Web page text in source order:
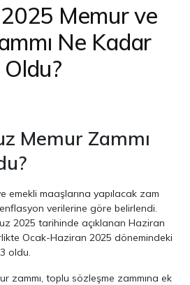
Memur ve
Ne Kadar
Oldu?
Memur Zammı
emekli maaşlarına yapılacak zam
enflasyon verilerine göre belirlendi.
2025 tarihinde açıklanan Haziran
Ocak-Haziran 2025 dönemindeki
oldu.
zammı, toplu sözleşme zammına ek